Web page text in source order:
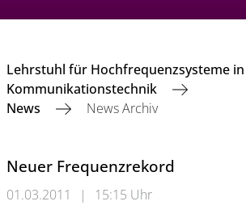
Lehrstuhl für Hochfrequenzsysteme
Kommunikationstechnik
News
News Archiv
Neuer Frequenzrekord
01.03.2011 |
15:15 Uhr